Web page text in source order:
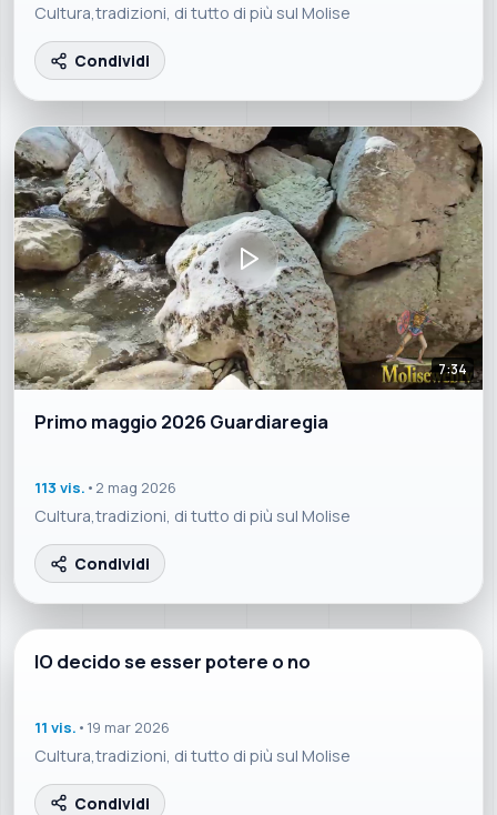
Cultura,tradizioni, di tutto di più sul Molise
Condividi
7:34
Primo maggio 2026 Guardiaregia
113 vis. • 2 mag 2026
Cultura,tradizioni, di tutto di più sul Molise
Condividi
4:21
IO decido se esser potere o no
11 vis. • 19 mar 2026
Cultura,tradizioni, di tutto di più sul Molise
Condividi